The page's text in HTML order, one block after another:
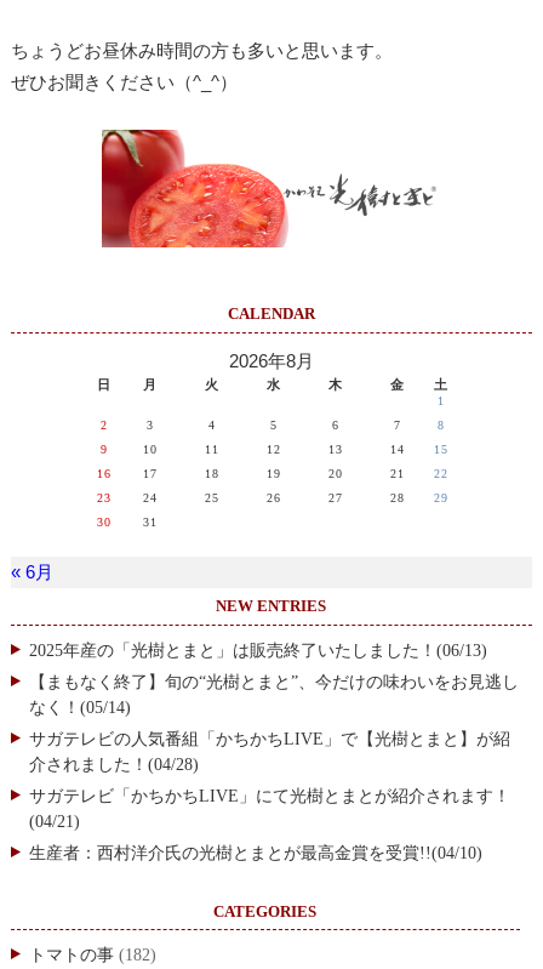
ちょうどお昼休み時間の方も多いと思います。
ぜひお聞きください（^_^）
CALENDAR
2026年8月
日 月 火 水 木 金 土
1
2
3 4 5 6 7
8
9
10 11 12 13 14
15
16
17 18 19 20 21
22
23
24 25 26 27 28
29
30
31
« 6月
NEW ENTRIES
2025年産の「光樹とまと」は販売終了いたしました！(06/13)
【まもなく終了】旬の“光樹とまと”、今だけの味わいをお見逃し
なく！(05/14)
サガテレビの人気番組「かちかちLIVE」で【光樹とまと】が紹
介されました！(04/28)
サガテレビ「かちかちLIVE」にて光樹とまとが紹介されます！
(04/21)
生産者：西村洋介氏の光樹とまとが最高金賞を受賞!!(04/10)
CATEGORIES
トマトの事(182)